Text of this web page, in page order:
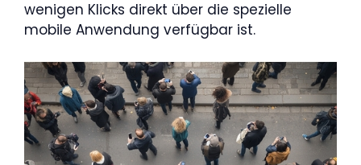
wenigen Klicks direkt über die spezielle
mobile Anwendung verfügbar ist.